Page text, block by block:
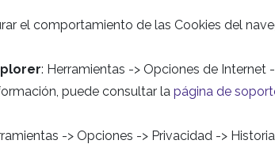
el comportamiento de las Cookies del
: Herramientas -> Opciones de Internet
puede consultar la página de
-> Opciones -> Privacidad ->